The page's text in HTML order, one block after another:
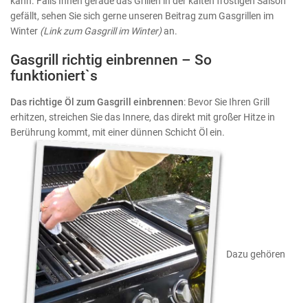
gefällt, sehen Sie sich gerne unseren Beitrag zum Gasgrillen im
Winter (Link zum Gasgrill im Winter)an.
Gasgrill richtig einbrennen – So
funktioniert`s
Das richtige Öl zum Gasgrill einbrennen: Bevor Sie Ihren Grill
erhitzen, streichen Sie das Innere, das direkt mit großer Hitze in
Berührung kommt, mit einer dünnen Schicht Öl ein.
Dazu gehören